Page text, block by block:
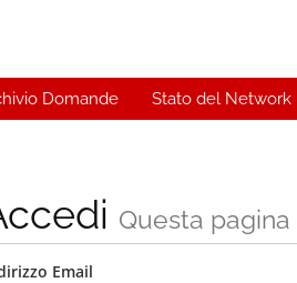
Domande Stato del Network
Questa
Email